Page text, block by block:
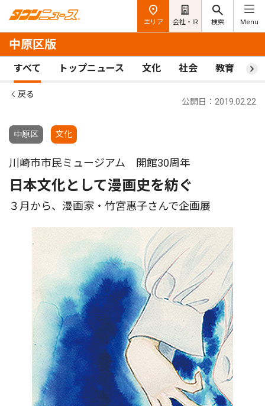
エリア 会社・IR 検索 Menu
中原区版
すべて トップニュース 文化 社会 教育 ス
戻る
中原区 文化
公開日：2019.02.22
川崎市市民ミュージアム 開館30周年
日本文化として漫画史を紡ぐ
３月から、漫画家・竹宮惠子さんで企画展